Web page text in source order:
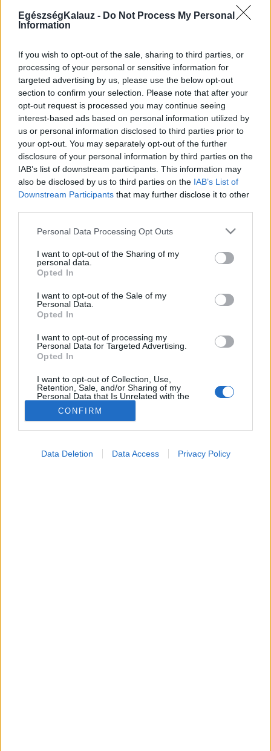
EgészségKalauz - Do Not Process My Personal
Information
If you wish to opt-out of the sale, sharing to third parties, or
processing of your personal or sensitive information for
targeted advertising by us, please use the below opt-out
section to confirm your selection. Please note that after your
opt-out request is processed you may continue seeing
interest-based ads based on personal information utilized by
us or personal information disclosed to third parties prior to
your opt-out. You may separately opt-out of the further
disclosure of your personal information by third parties on the
IAB’s list of downstream participants. This information may
also be disclosed by us to third parties on the IAB’s List of
Downstream Participants that may further disclose it to other
Please note that this website/app uses one or more Google
not limited to your visit or usage behaviour. You may click to
grant or deny consent to Google and its third-party tags to
use your data for below specified purposes in below Google
consent section.
Personal Data Processing Opt Outs
I want to opt-out of the Sharing of my
personal data.
Opted In
I want to opt-out of the Sale of my
Personal Data.
Opted In
I want to opt-out of processing my
Personal Data for Targeted Advertising.
Opted In
I want to opt-out of Collection, Use,
Retention, Sale, and/or Sharing of my
Personal Data that Is Unrelated with the
Purposes for which it was collected.
Opted Out
CONFIRM
Data Deletion Data Access Privacy Policy
Triglicerid szint
LDL-koleszterin
Mammográfia
EKG
Összes Vizsgálat
Kezelés
Aranyér kezelése
Kemoterápia
Szürkehályog műtét
Vízszerű hasmenés
Afta kezelése
Dagadt boka kezelése
Napallergia kezelése
Fülgyulladás kezelése
Összes Kezelés
Életmódváltás
Betegségek A-Z
Tünet
Vizsgálat
Kezelés
Életmódváltás
Prevenció
Hírek
Videók
Kisállatok egészsége
#orvosmeteorológia #vérnyomás #stroke#rákbetegség